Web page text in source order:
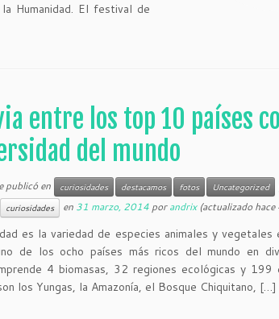
Humanidad. El festival de
entre los top 10 países
del mundo
publicó en curiosidades destacamos fotos Uncategorized
curiosidades en 31 marzo, 2014 porandrix(actualizado
es la variedad de especies animales y vegetales
de los ocho países más ricos del mundo en
4 biomasas, 32 regiones ecológicas y 199
los Yungas, la Amazonía, el Bosque Chiquitano, […]